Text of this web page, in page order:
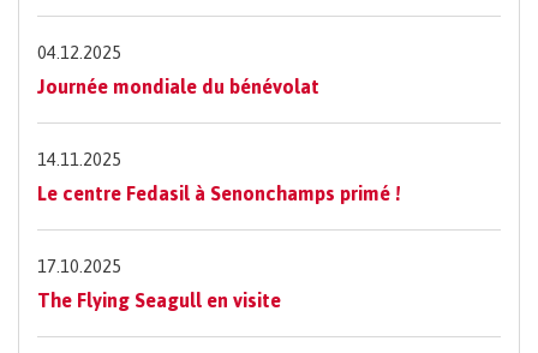
04.12.2025
Journée mondiale du bénévolat
14.11.2025
Le centre Fedasil à Senonchamps primé !
17.10.2025
The Flying Seagull en visite